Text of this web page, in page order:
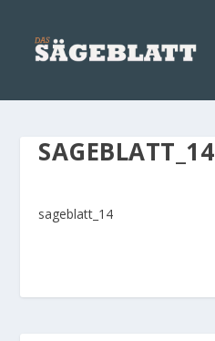
SAGEBLATT_14
sageblatt_14